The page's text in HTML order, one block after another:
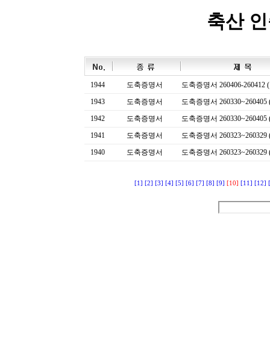
축산
1944 도축증명서
도축증명서 260406-260412
1943
도축증명서
도축증명서 260330~260405
1942
도축증명서
도축증명서 260330~260405
1941
도축증명서
도축증명서 260323~260329
1940
도축증명서 도축증명서 260323~260329
[1] [2] [3] [4] [5] [6] [7] [8] [9] [10] [11] [12]